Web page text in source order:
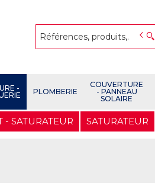
-
PLOMBERIE
COUVERTURE
- PANNEAU
SOLAIRE
- SATURATEUR SATURATEUR